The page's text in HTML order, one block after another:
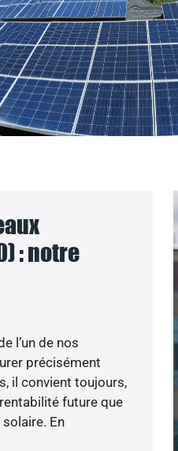
: notre
l’un de nos
précisément
il convient toujours,
future que
En